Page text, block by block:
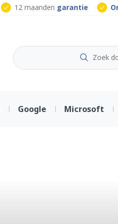
12 maanden garantie
Google Microsoft